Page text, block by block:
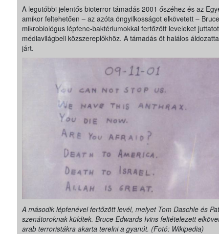
A legutóbbi jelentős bioterror-támadás 2001 őszéhez és az
amikor feltehetően – az azóta öngyilkosságot elkövetett –
mikrobiológus lépfene-baktériumokkal fertőzött leveleket
médiavilágbeli közszereplőkhöz. A támadás öt halálos
járt.
A második lépfenével fertőzött levél, melyet Tom Daschle és
szenátoroknak küldtek. Bruce Edwards Ivins feltételezett
arab terroristákra akarta terelni a gyanút. (Fotó: Wikipedia)